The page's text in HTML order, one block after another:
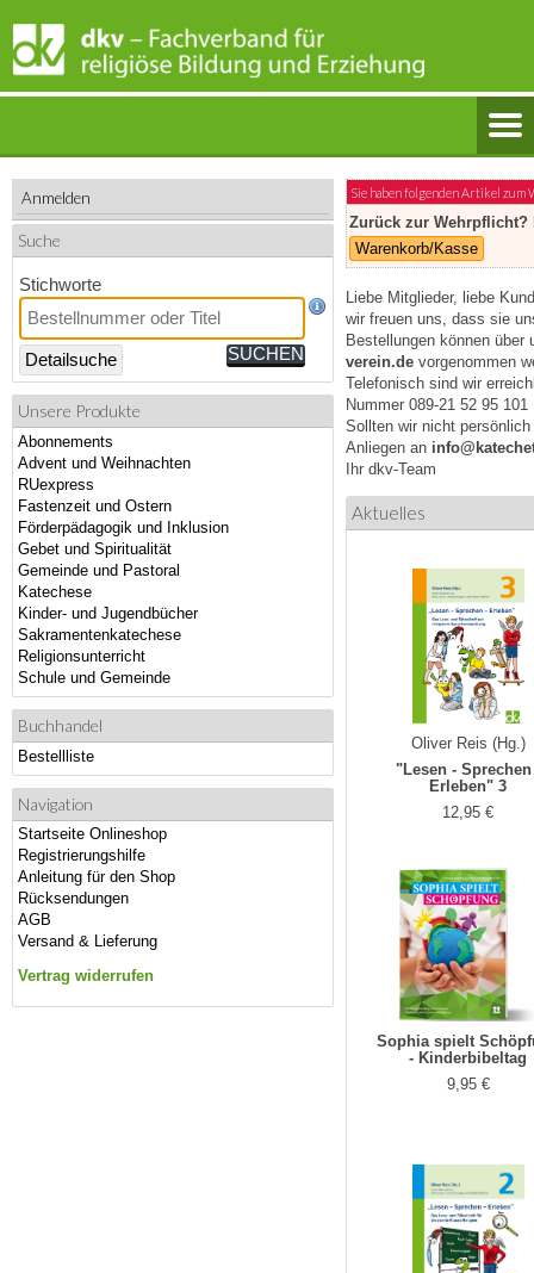
Anmelden
Suche
Stichworte
Detailsuche
Unsere Produkte
Abonnements
Advent und Weihnachten
RUexpress
Fastenzeit und Ostern
Förderpädagogik und Inklusion
Gebet und Spiritualität
Gemeinde und Pastoral
Katechese
Kinder- und Jugendbücher
Sakramentenkatechese
Religionsunterricht
Schule und Gemeinde
Buchhandel
Bestellliste
Navigation
Startseite Onlineshop
Registrierungshilfe
Anleitung für den Shop
Rücksendungen
AGB
Versand & Lieferung
Vertrag widerrufen
Sie haben folgenden Artikel
Zurück zur Wehrpflicht?
Warenkorb/Kasse
Liebe Mitglieder, liebe
wir freuen uns, dass sie
Bestellungen können
verein.de vorgenommen
Telefonisch sind wir
Nummer 089-21 52 95 101
Sollten wir nicht
Anliegen an
Ihr dkv-Team
Aktuelles
Oliver Reis (Hg.)
"Lesen - Sprechen
Erleben" 3
12,95 €
Sophia spielt
- Kinderbibeltag
9,95 €